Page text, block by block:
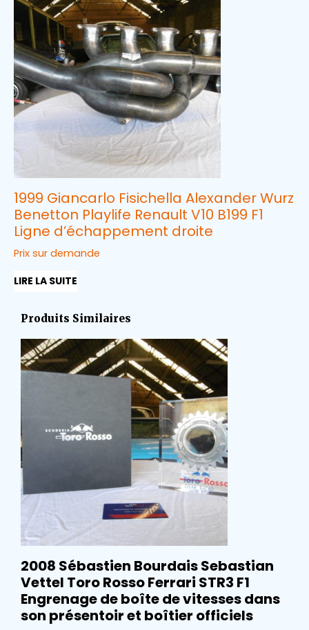
1999 Giancarlo Fisichella Alexander Wurz
Benetton Playlife Renault V10 B199 F1
Ligne d’échappement droite
Prix sur demande
LIRE LA SUITE
Produits Similaires
2008 Sébastien Bourdais Sebastian
Vettel Toro Rosso Ferrari STR3 F1
Engrenage de boîte de vitesses dans
son présentoir et boîtier officiels